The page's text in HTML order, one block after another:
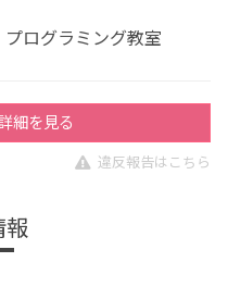
ログラミング教室
細を見る
違反報告はこちら
報